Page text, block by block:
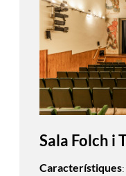
Sala Folch i
Característiques: